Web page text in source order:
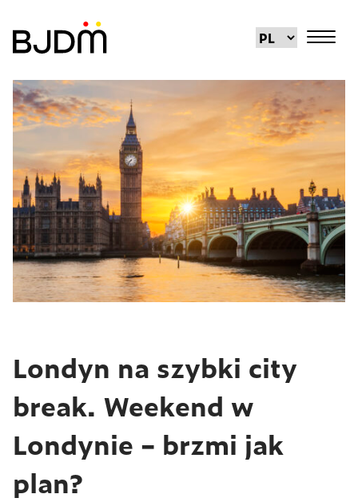
Londyn na szybki city
break. Weekend w
Londynie – brzmi jak
plan?